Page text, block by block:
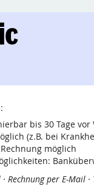
bis 30 Tage
(z.B. bei
möglich
Rechnung per E-Mail